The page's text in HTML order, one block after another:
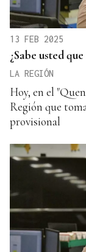
13 FEB 2025
¿Sabe usted
LA REGIÓN
Hoy, en el
Región que
provisional